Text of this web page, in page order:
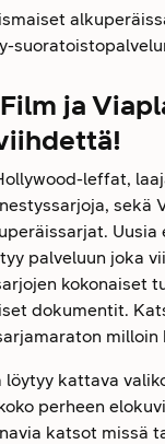
ja
leffat,
sekä
Uusia
palveluun joka
kokonaiset
dokumentit.
milloin
löytyy kattava
perheen
katsot missä